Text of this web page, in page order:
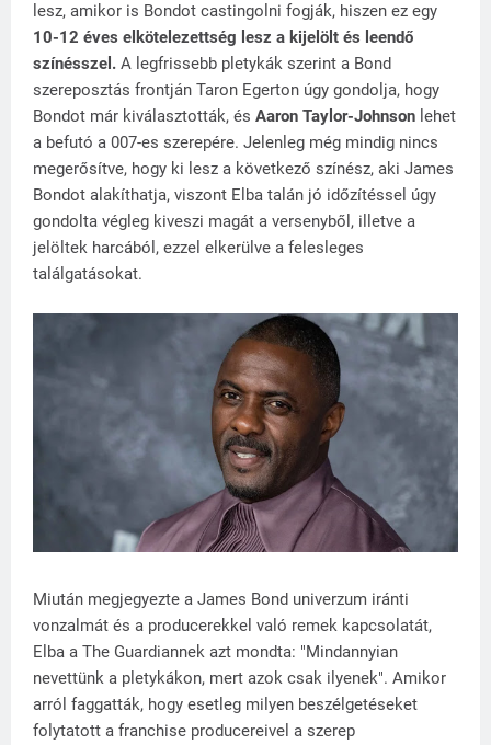
lesz, amikor is Bondot castingolni fogják, hiszen ez egy
10-12 éves elkötelezettség lesz a kijelölt és leendő
színésszel. A legfrissebb pletykák szerint a Bond
szereposztás frontján Taron Egerton úgy gondolja, hogy
Bondot már kiválasztották, és Aaron Taylor-Johnson lehet
a befutó a 007-es szerepére. Jelenleg még mindig nincs
megerősítve, hogy ki lesz a következő színész, aki James
Bondot alakíthatja, viszont Elba talán jó időzítéssel úgy
gondolta végleg kiveszi magát a versenyből, illetve a
jelöltek harcából, ezzel elkerülve a felesleges
találgatásokat.
Miután megjegyezte a James Bond univerzum iránti
vonzalmát és a producerekkel való remek kapcsolatát,
Elba a The Guardiannek azt mondta: "Mindannyian
nevettünk a pletykákon, mert azok csak ilyenek". Amikor
arról faggatták, hogy esetleg milyen beszélgetéseket
folytatott a franchise producereivel a szerep